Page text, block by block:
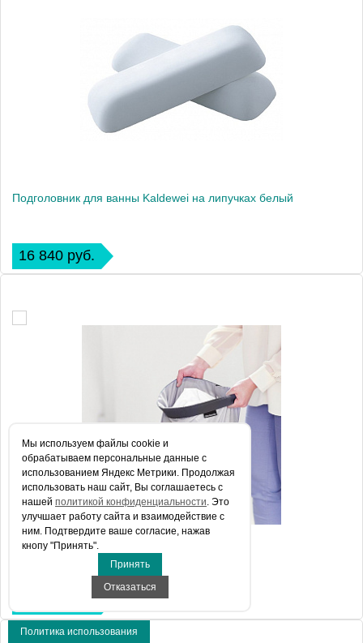
Подголовник для ванны Kaldewei на липучках белый
16 840 руб.
Корзина для белья Brabantia 103469
21 000 руб.
Политика использования
Мы используем файлы сookie и
обрабатываем персональные данные с
использованием Яндекс Метрики. Продолжая
использовать наш сайт, Вы соглашаетесь с
нашей политикой конфиденциальности. Это
улучшает работу сайта и взаимодействие с
ним. Подтвердите ваше согласие, нажав
кнопу "Принять".
Принять
Отказаться